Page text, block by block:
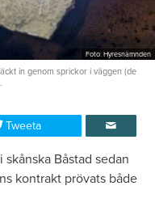
Foto: Hyresnämnden
in genom sprickor i väggen (de
Tweeta
Båstad sedan
kontrakt prövats både